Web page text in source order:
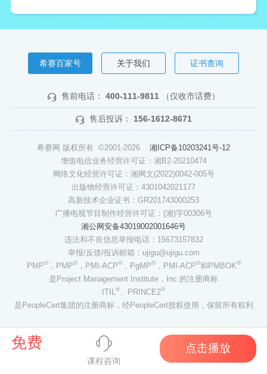
免费
课程咨询
点击播放
希赛百家号 关于我们 证书查询
售前电话： 400-111-9811 （仅收市话费）
售后投诉： 156-1612-8671
希赛网 版权所有 ©2001-2026 湘ICP备10203241号-12
增值电信业务经营许可证：湘B2-20210474
网络文化经营许可证：湘网文(2022)0042-005号
出版物经营许可证：4301042021177
高新技术企业证书：GR201743000253
广播电视节目制作经营许可证：(湘)字00306号
湘公网安备43019002001646号
违法和不良信息举报电话：15673157832
举报/反馈/投诉邮箱：ujigu@ujigu.com
PMP®，PMP®，PMI-ACP®，PgMP®，PMI-ACP®和PMBOK®
是Project Management Institute，Inc.的注册商标
ITIL®、PRINCE2®
是PeopleCert集团的注册商标，经PeopleCert授权使用，保留所有权利